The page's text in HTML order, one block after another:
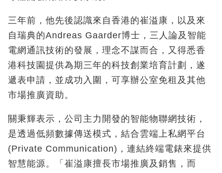
三年前，他先後認識來自香港的崔溢康，以及來
自瑞典的Andreas Gaarder博士，三人論及智能
電網通訊技術的發展，理念不謀而合，又得悉香
港科技園提供為期三年的科技創業培育計劃，遂
遞表申請，並成功入圍，可享辦公室免租及其他
市場推廣資助。
關秉輝表示，公司主力開發的智能物聯網技術，
是透過低頻數據傳送模式，結合雲端上私網平台
(Private Communication)，連結終端電錶來提供
智慧能源。「崔溢康擅長市場推廣及銷售，而